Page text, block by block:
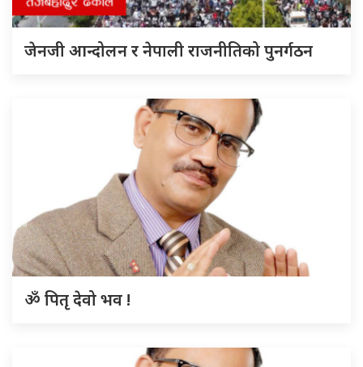
जेनजी आन्दोलन र नेपाली राजनीतिको पुनर्गठन
ॐ पितृ देवो भव !